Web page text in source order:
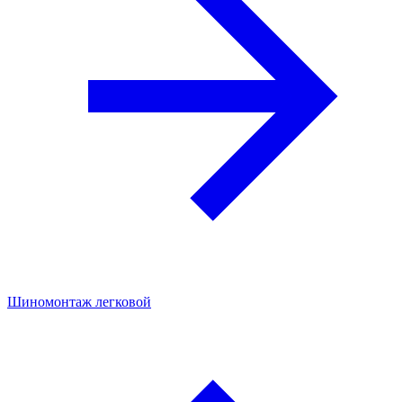
Шиномонтаж легковой